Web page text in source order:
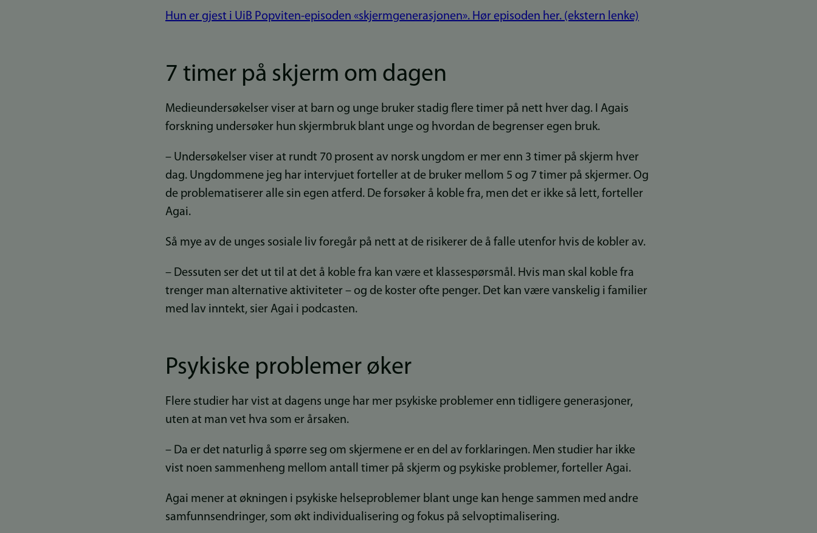
Hun er gjest i UiB Popviten-episoden «skjermgenerasjonen». Hør episoden her. (ekstern lenke)
7 timer på skjerm om dagen
Medieundersøkelser viser at barn og unge bruker stadig flere timer på nett hver dag. I Agais
forskning undersøker hun skjermbruk blant unge og hvordan de begrenser egen bruk.
– Undersøkelser viser at rundt 70 prosent av norsk ungdom er mer enn 3 timer på skjerm hver
dag. Ungdommene jeg har intervjuet forteller at de bruker mellom 5 og 7 timer på skjermer. Og
de problematiserer alle sin egen atferd. De forsøker å koble fra, men det er ikke så lett, forteller
Agai.
Så mye av de unges sosiale liv foregår på nett at de risikerer de å falle utenfor hvis de kobler av.
– Dessuten ser det ut til at det å koble fra kan være et klassespørsmål. Hvis man skal koble fra
trenger man alternative aktiviteter – og de koster ofte penger. Det kan være vanskelig i familier
med lav inntekt, sier Agai i podcasten.
Psykiske problemer øker
Flere studier har vist at dagens unge har mer psykiske problemer enn tidligere generasjoner,
uten at man vet hva som er årsaken.
– Da er det naturlig å spørre seg om skjermene er en del av forklaringen. Men studier har ikke
vist noen sammenheng mellom antall timer på skjerm og psykiske problemer, forteller Agai.
Agai mener at økningen i psykiske helseproblemer blant unge kan henge sammen med andre
samfunnsendringer, som økt individualisering og fokus på selvoptimalisering.